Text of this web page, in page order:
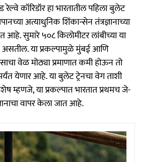
कॉरिडॉर हा भारतातील पहिला बुलेट
अत्याधुनिक शिंकान्सेन तंत्रज्ञानाच्या
सुमारे ५०८ किलोमीटर लांबीच्या या
असतील. या प्रकल्पामुळे मुंबई आणि
वेळ मोठ्या प्रमाणात कमी होऊन तो
येणार आहे. या बुलेट ट्रेनचा वेग ताशी
म्हणजे, या प्रकल्पात भारतात प्रथमच जे-
वापर केला जात आहे.